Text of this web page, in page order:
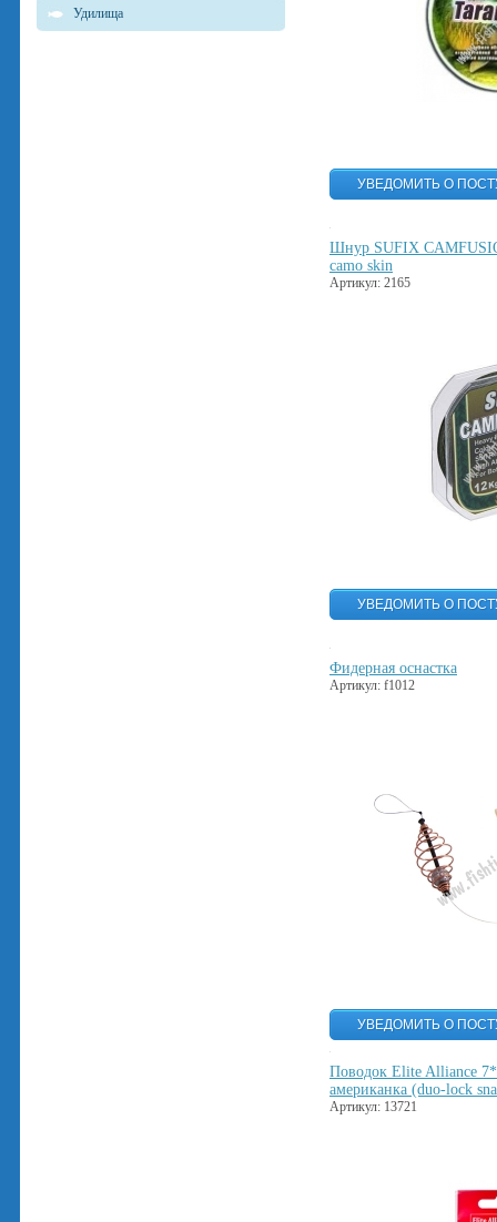
Удилища
Шнур SUFIX
camo skin
Артикул: 2165
Фидерная оснастка
Артикул: f1012
Поводок Elite Alliance
американка (duo-lock
Артикул: 13721